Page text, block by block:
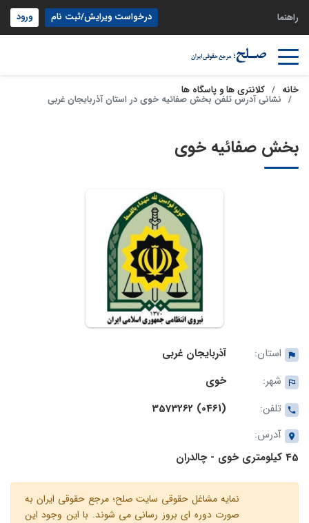
راهنما درخواست ویرایش/ثبت نام ورود
خانه کلانتری ها و پاسگاه ها
نشانی آدرس تلفن بخش صفائیه خوی در استان آذربایجان غربی
بخش صفائیه خوی
استان:
آذربایجان غربی
شهر:
خوی
تلفن:
(0461) 3573262
آدرس:
45 کیلومتری خوی - چالدران
نمایه مشاغل حقوقی سایت صلح؛ مرجع حقوقی ایران به
صورت دوره ای بروز رسانی می شوند. با این وجود این